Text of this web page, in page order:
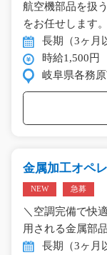
航空機部品を扱
をお任せします
長期（3ヶ月
時給1,500円
岐阜県各務
金属加工オペ
NEW 急募
＼空調完備で快
用される金属部
長期（3ヶ月